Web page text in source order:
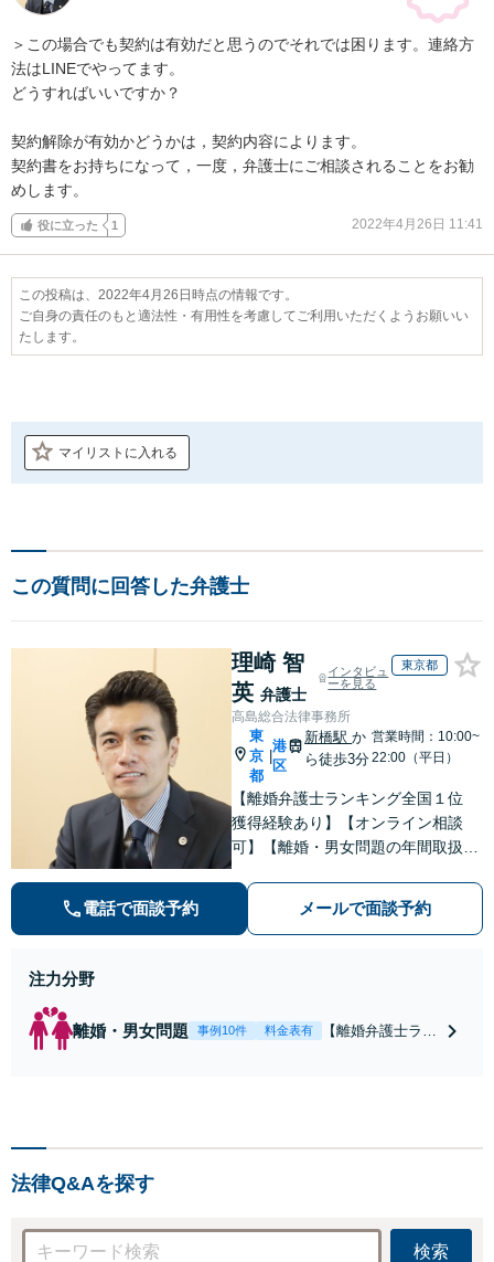
＞この場合でも契約は有効だと思うのでそれでは困ります。連絡方
法はLINEでやってます。
どうすればいいですか？
契約解除が有効かどうかは，契約内容によります。
契約書をお持ちになって，一度，弁護士にご相談されることをお勧
めします。
役に立った 1 2022年4月26日 11:41
この投稿は、2022年4月26日時点の情報です。
ご自身の責任のもと適法性・有用性を考慮してご利用いただくようお願いい
たします。
マイリストに入れる
この質問に回答した弁護士
理崎 智
英 弁護士
インタビュ
ーを見る
東京都
高島総合法律事務所
東
京
都
|
港
区
新橋駅か
ら徒歩3分
営業時間：10:00~
22:00（平日）
【離婚弁護士ランキング全国１位
獲得経験あり】【オンライン相談
可】【離婚・男女問題の年間取扱件
き寝入りしたくないという方は是非
ご相談ください。
電話で面談予約 メールで面談予約
注力分野
離婚・男女問題 事例10件 料金表有
【離婚弁護士ラン
で金銭的に満足で
きる解決を目指し
法律Q&Aを探す
検索